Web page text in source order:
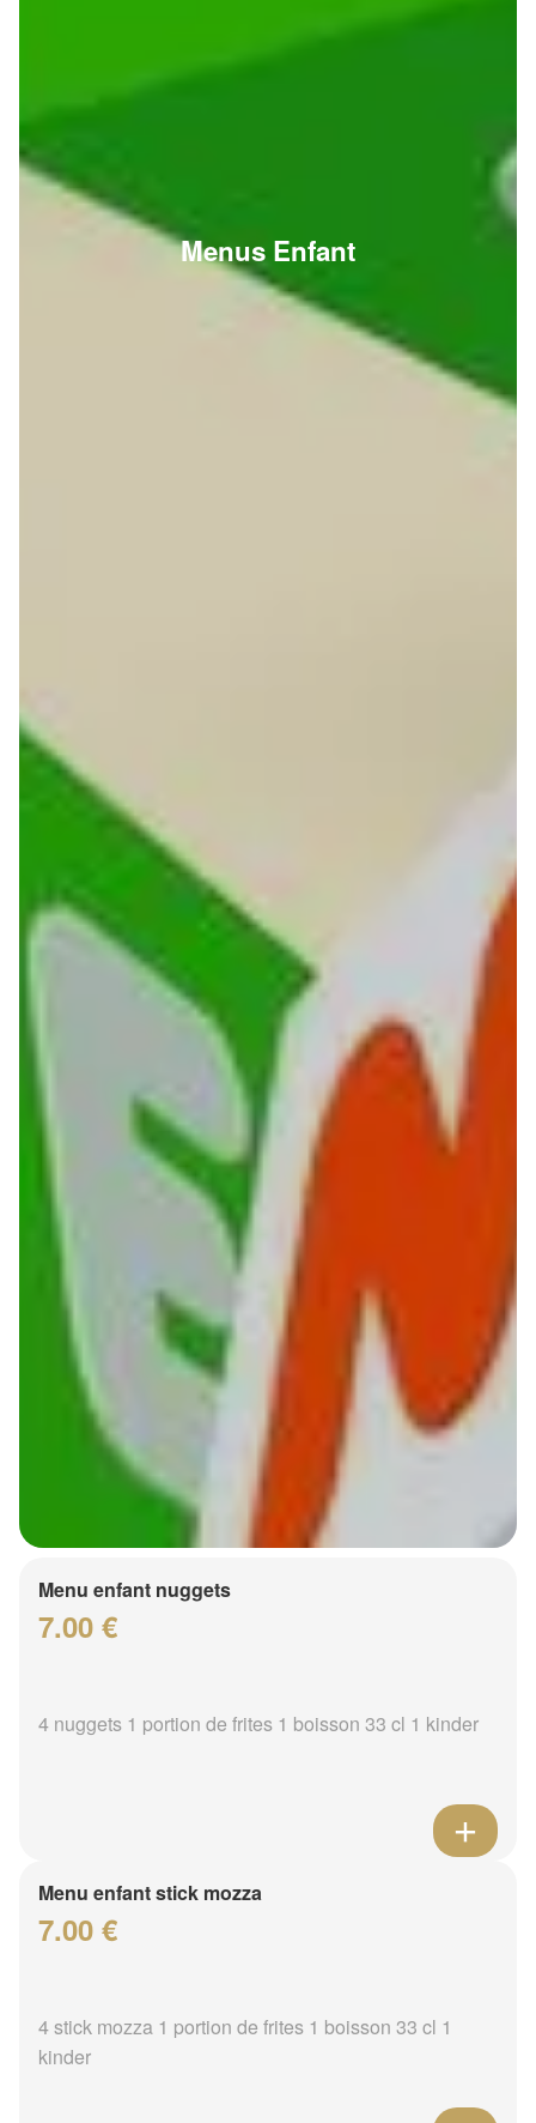
Menus Enfant
Menu enfant nuggets
7.00 €
4 nuggets 1 portion de frites 1 boisson 33 cl 1 kinder
Menu enfant stick mozza
7.00 €
4 stick mozza 1 portion de frites 1 boisson 33 cl 1
kinder